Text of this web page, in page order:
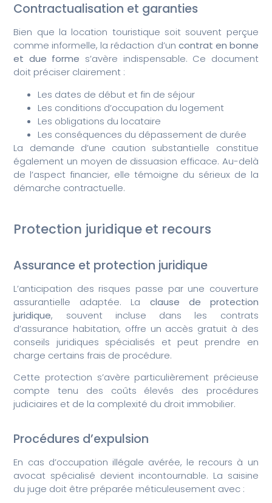
Contractualisation et garanties
Bien que la location touristique soit souvent perçue
comme informelle, la rédaction d’un contrat en bonne
et due forme s’avère indispensable. Ce document
doit préciser clairement :
Les dates de début et fin de séjour
Les conditions d’occupation du logement
Les obligations du locataire
Les conséquences du dépassement de durée
La demande d’une caution substantielle constitue
également un moyen de dissuasion efficace. Au-delà
de l’aspect financier, elle témoigne du sérieux de la
démarche contractuelle.
Protection juridique et recours
Assurance et protection juridique
L’anticipation des risques passe par une couverture
assurantielle adaptée. La clause de protection
juridique, souvent incluse dans les contrats
d’assurance habitation, offre un accès gratuit à des
conseils juridiques spécialisés et peut prendre en
charge certains frais de procédure.
Cette protection s’avère particulièrement précieuse
compte tenu des coûts élevés des procédures
judiciaires et de la complexité du droit immobilier.
Procédures d’expulsion
En cas d’occupation illégale avérée, le recours à un
avocat spécialisé devient incontournable. La saisine
du juge doit être préparée méticuleusement avec :